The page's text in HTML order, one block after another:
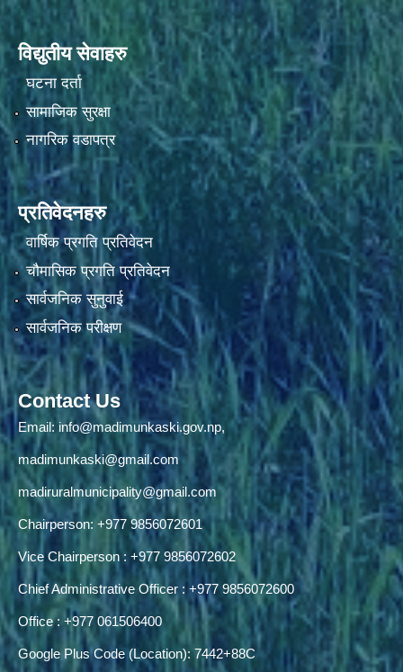
विद्युतीय सेवाहरु
घटना दर्ता
सामाजिक सुरक्षा
नागरिक वडापत्र
प्रतिवेदनहरु
वार्षिक प्रगति प्रतिवेदन
चौमासिक प्रगति प्रतिवेदन
सार्वजनिक सुनुवाई
सार्वजनिक परीक्षण
Contact Us
Email: info@madimunkaski.gov.np,
madimunkaski@gmail.com
madiruralmunicipality@gmail.com
Chairperson: +977 9856072601
Vice Chairperson : +977 9856072602
Chief Administrative Officer : +977 9856072600
Office : +977 061506400
Google Plus Code (Location): 7442+88C